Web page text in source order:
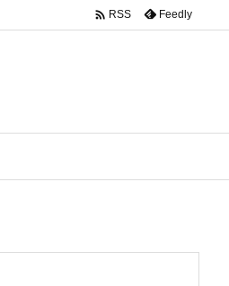
 RSS Feedly